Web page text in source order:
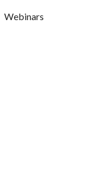
Webinars